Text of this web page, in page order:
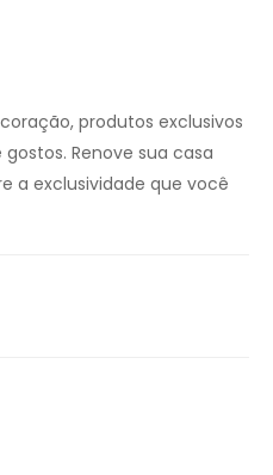
produtos exclusivos
Renove sua casa
a exclusividade que você